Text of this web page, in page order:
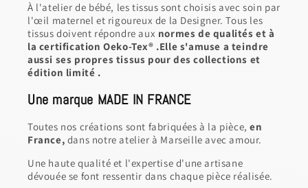
À l'atelier de bébé, les tissus sont choisis avec soin par
l'œil maternel et rigoureux de la Designer. Tous les
tissus doivent répondre aux normes de qualités et à
la certification Oeko-Tex® .Elle s'amuse a teindre
aussi ses propres tissus pour des collections et
édition limité .
Une marque MADE IN FRANCE
Toutes nos créations sont fabriquées à la pièce, en
France, dans notre atelier à Marseille avec amour.
Une haute qualité et l'expertise d'une artisane
dévouée se font ressentir dans chaque pièce réalisée.